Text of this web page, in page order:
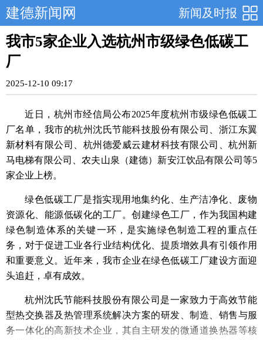
新闻及时报
建德新闻网
我市5家企业入选杭州市级绿色低碳工
厂
2025-12-10 09:17
近日，杭州市经信局公布2025年度杭州市级绿色低碳工
厂名单，我市的杭州沈氏节能科技股份有限公司、浙江东翼
新材料有限公司、杭州德爱威云建材科技有限公司、杭州新
马电梯有限公司、农夫山泉（建德）新安江饮品有限公司等5
家企业上榜。
绿色低碳工厂是指实现用地集约化、生产洁净化、废物
资源化、能源低碳化的工厂。创建绿色工厂，作为我国构建
绿色制造体系的关键一环，是实施绿色制造工程的重点任
务，对于促进工业各行业结构优化、提质增效具有引领作用
和重要意义。近年来，我市企业在绿色低碳工厂建设方面迎
头追赶，卓有成效。
杭州沈氏节能科技股份有限公司是一家致力于高效节能
型热交换器及热管理系统解决方案的研发、制造、销售与服
务一体化的高新技术企业，其自主研发的微通道换热器等核